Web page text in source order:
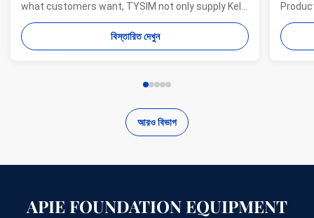
what customers want, TYSIM not only supply Kelly
bars for drill rigs of world’s top brands, but also
provide one-stop solution for the world foundation
construction users. While providing customized
বিস্তারিত দেখুন
offer
আরও বিভাগ
APIE FOUNDATION EQUIPMENT